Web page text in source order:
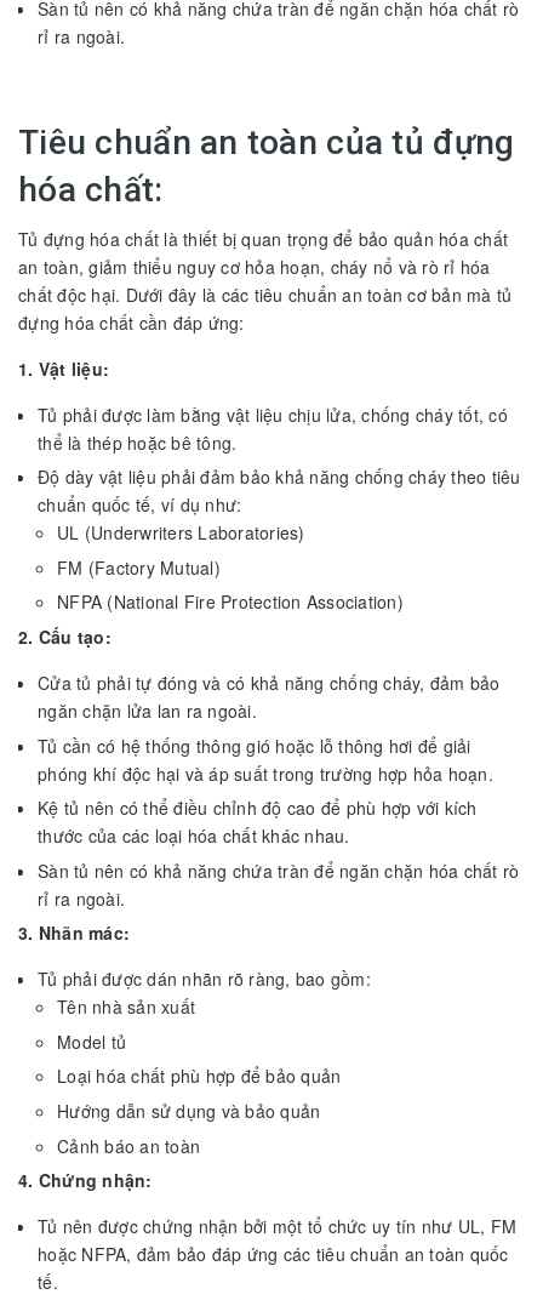
Sàn tủ nên có khả năng chứa tràn để ngăn chặn hóa chất rò
rỉ ra ngoài.
Tiêu chuẩn an toàn của tủ đựng
hóa chất:
Tủ đựng hóa chất là thiết bị quan trọng để bảo quản hóa chất
an toàn, giảm thiểu nguy cơ hỏa hoạn, cháy nổ và rò rỉ hóa
chất độc hại. Dưới đây là các tiêu chuẩn an toàn cơ bản mà tủ
đựng hóa chất cần đáp ứng:
1. Vật liệu:
Tủ phải được làm bằng vật liệu chịu lửa, chống cháy tốt, có
thể là thép hoặc bê tông.
Độ dày vật liệu phải đảm bảo khả năng chống cháy theo tiêu
chuẩn quốc tế, ví dụ như:
UL (Underwriters Laboratories)
FM (Factory Mutual)
NFPA (National Fire Protection Association)
2. Cấu tạo:
Cửa tủ phải tự đóng và có khả năng chống cháy, đảm bảo
ngăn chặn lửa lan ra ngoài.
Tủ cần có hệ thống thông gió hoặc lỗ thông hơi để giải
phóng khí độc hại và áp suất trong trường hợp hỏa hoạn.
Kệ tủ nên có thể điều chỉnh độ cao để phù hợp với kích
thước của các loại hóa chất khác nhau.
Sàn tủ nên có khả năng chứa tràn để ngăn chặn hóa chất rò
rỉ ra ngoài.
3. Nhãn mác:
Tủ phải được dán nhãn rõ ràng, bao gồm:
Tên nhà sản xuất
Model tủ
Loại hóa chất phù hợp để bảo quản
Hướng dẫn sử dụng và bảo quản
Cảnh báo an toàn
4. Chứng nhận:
Tủ nên được chứng nhận bởi một tổ chức uy tín như UL, FM
hoặc NFPA, đảm bảo đáp ứng các tiêu chuẩn an toàn quốc
tế.